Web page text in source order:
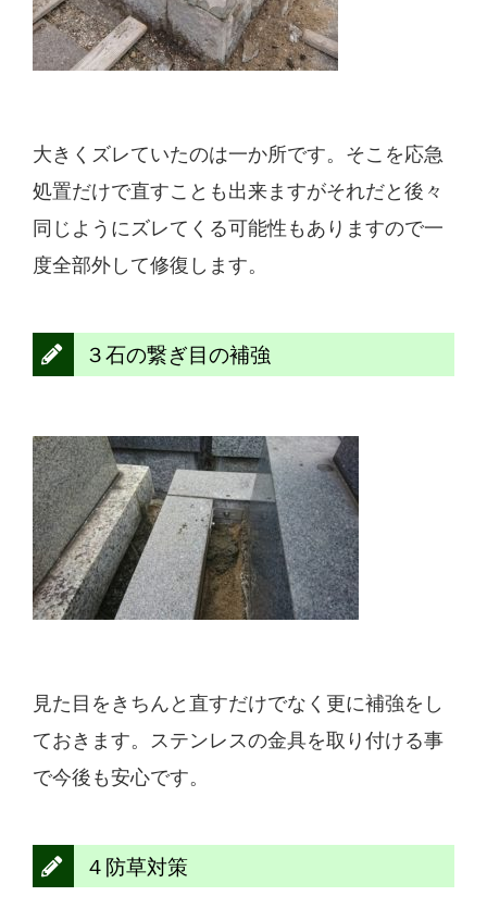
大きくズレていたのは一か所です。そこを応急
処置だけで直すことも出来ますがそれだと後々
同じようにズレてくる可能性もありますので一
度全部外して修復します。
３石の繋ぎ目の補強
見た目をきちんと直すだけでなく更に補強をし
ておきます。ステンレスの金具を取り付ける事
で今後も安心です。
４防草対策